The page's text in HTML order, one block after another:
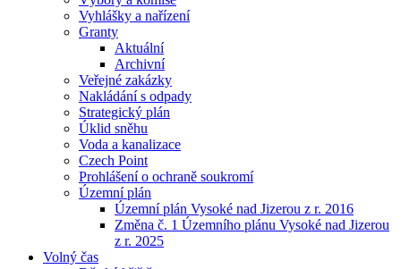
Vyhlášky a nařízení
Granty
Aktuální
Archivní
Veřejné zakázky
Nakládání s odpady
Strategický plán
Úklid sněhu
Voda a kanalizace
Czech Point
Prohlášení o ochraně soukromí
Územní plán
Územní plán Vysoké nad Jizerou z r. 2016
Změna č. 1 Územního plánu Vysoké nad Jizerou
z r. 2025
Volný čas